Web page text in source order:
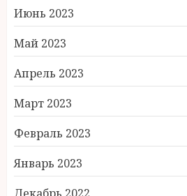
Июнь 2023
Май 2023
Апрель 2023
Март 2023
Февраль 2023
Январь 2023